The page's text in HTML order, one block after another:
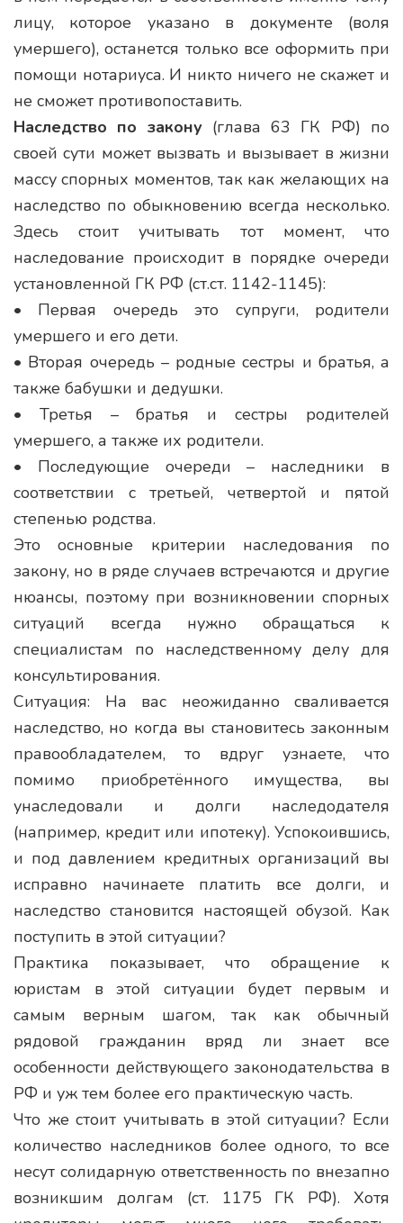
лицу, которое указано в документе (воля
умершего), останется только все оформить при
помощи нотариуса. И никто ничего не скажет и
не сможет противопоставить.
Наследство по закону (глава 63 ГК РФ) по
своей сути может вызвать и вызывает в жизни
массу спорных моментов, так как желающих на
наследство по обыкновению всегда несколько.
Здесь стоит учитывать тот момент, что
наследование происходит в порядке очереди
установленной ГК РФ (ст.ст. 1142-1145):
• Первая очередь это супруги, родители
умершего и его дети.
• Вторая очередь – родные сестры и братья, а
также бабушки и дедушки.
• Третья – братья и сестры родителей
умершего, а также их родители.
• Последующие очереди – наследники в
соответствии с третьей, четвертой и пятой
степенью родства.
Это основные критерии наследования по
закону, но в ряде случаев встречаются и другие
нюансы, поэтому при возникновении спорных
ситуаций всегда нужно обращаться к
специалистам по наследственному делу для
консультирования.
Ситуация: На вас неожиданно сваливается
наследство, но когда вы становитесь законным
правообладателем, то вдруг узнаете, что
помимо приобретённого имущества, вы
унаследовали и долги наследодателя
(например, кредит или ипотеку). Успокоившись,
и под давлением кредитных организаций вы
исправно начинаете платить все долги, и
наследство становится настоящей обузой. Как
поступить в этой ситуации?
Практика показывает, что обращение к
юристам в этой ситуации будет первым и
самым верным шагом, так как обычный
рядовой гражданин вряд ли знает все
особенности действующего законодательства в
РФ и уж тем более его практическую часть.
Что же стоит учитывать в этой ситуации? Если
количество наследников более одного, то все
несут солидарную ответственность по внезапно
возникшим долгам (ст. 1175 ГК РФ). Хотя